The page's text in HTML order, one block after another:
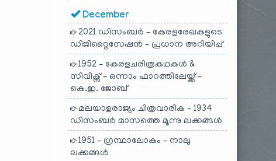
December
2021 ഡിസംബർ – കേരളരേഖകളുടെ
ഡിജിറ്റൈസേഷൻ – പ്രധാന അറിയിപ്പ്
1952 – കേരളചരിത്രകഥകൾ &
സിവിക്സ് – ഒന്നാം ഫാറത്തിലേയ്ക്ക് –
കെ.ഇ. ജോബ്
മലയാളരാജ്യം ചിത്രവാരിക – 1934
ഡിസംബർ മാസത്തെ മൂന്നു ലക്കങ്ങൾ
1951 – ഗ്രന്ഥാലോകം – നാലു
ലക്കങ്ങൾ